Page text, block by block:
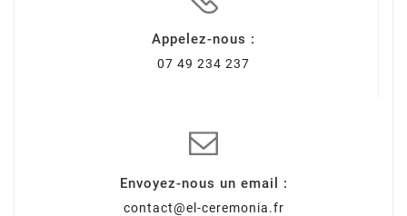
Appelez-nous :
07 49 234 237
Envoyez-nous un email :
contact@el-ceremonia.fr